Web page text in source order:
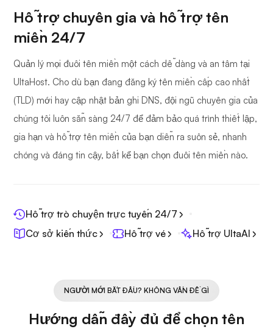
Hỗ trợ chuyên gia và hỗ trợ tên
miền 24/7
Quản lý mọi đuôi tên miền một cách dễ dàng và an tâm tại
UltaHost. Cho dù bạn đang đăng ký tên miền cấp cao nhất
(TLD) mới hay cập nhật bản ghi DNS, đội ngũ chuyên gia của
chúng tôi luôn sẵn sàng 24/7 để đảm bảo quá trình thiết lập,
gia hạn và hỗ trợ tên miền của bạn diễn ra suôn sẻ, nhanh
chóng và đáng tin cậy, bất kể bạn chọn đuôi tên miền nào.
Hỗ trợ trò chuyện trực tuyến 24/7
Cơ sở kiến thức
Hỗ trợ vé Hỗ trợ UltaAI
NGƯỜI MỚI BẮT ĐẦU? KHÔNG VẤN ĐỀ GÌ
Hướng dẫn đầy đủ để chọn tên